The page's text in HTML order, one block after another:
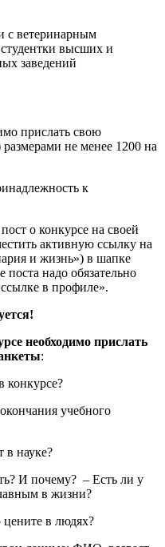
с ветеринарным
высших и
заведений
прислать свою
не менее 1200 на
к
о конкурсе на своей
активную ссылку на
и жизнь») в шапке
надо обязательно
в профиле».
необходимо прислать
:
конкурсе?
учебного
в науке?
И почему? – Есть ли у
в жизни?
цените в людях?